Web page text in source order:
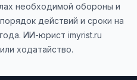
необходимой обороны и
действий и сроки на
ИИ-юрист imyrist.ru
ходатайство.